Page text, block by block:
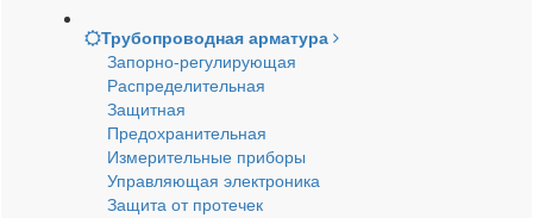
Трубопроводная арматура
Запорно-регулирующая
Распределительная
Защитная
Предохранительная
Измерительные приборы
Управляющая электроника
Защита от протечек